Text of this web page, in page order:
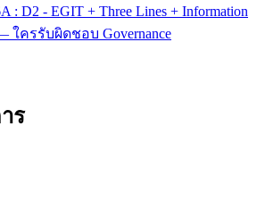
: D2 - EGIT + Three Lines + Information
ใครรับผิดชอบ Governance
ร